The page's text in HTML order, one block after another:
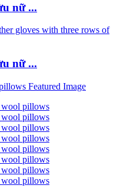
nữ ...
nữ ...